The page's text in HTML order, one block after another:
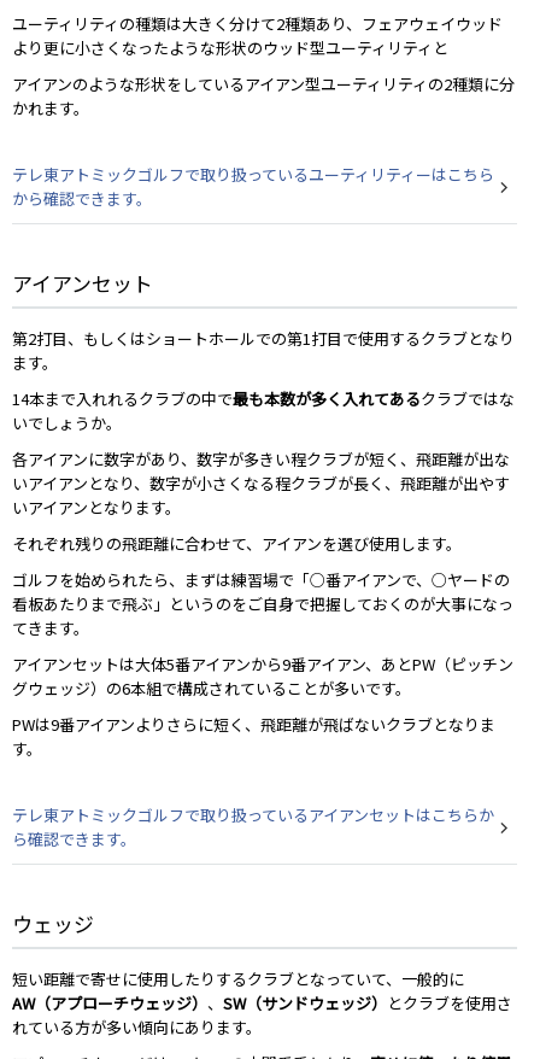
ユーティリティの種類は大きく分けて2種類あり、フェアウェイウッド
より更に小さくなったような形状のウッド型ユーティリティと
アイアンのような形状をしているアイアン型ユーティリティの2種類に分
かれます。
テレ東アトミックゴルフで取り扱っているユーティリティーはこちら
から確認できます。
アイアンセット
第2打目、もしくはショートホールでの第1打目で使用するクラブとなり
ます。
14本まで入れれるクラブの中で最も本数が多く入れてあるクラブではな
いでしょうか。
各アイアンに数字があり、数字が多きい程クラブが短く、飛距離が出な
いアイアンとなり、数字が小さくなる程クラブが長く、飛距離が出やす
いアイアンとなります。
それぞれ残りの飛距離に合わせて、アイアンを選び使用します。
ゴルフを始められたら、まずは練習場で「○番アイアンで、○ヤードの
看板あたりまで飛ぶ」というのをご自身で把握しておくのが大事になっ
てきます。
アイアンセットは大体5番アイアンから9番アイアン、あとPW（ピッチン
グウェッジ）の6本組で構成されていることが多いです。
PWは9番アイアンよりさらに短く、飛距離が飛ばないクラブとなりま
す。
テレ東アトミックゴルフで取り扱っているアイアンセットはこちらか
ら確認できます。
ウェッジ
短い距離で寄せに使用したりするクラブとなっていて、一般的に
AW（アプローチウェッジ） 、 SW（サンドウェッジ） とクラブを使用さ
れている方が多い傾向にあります。